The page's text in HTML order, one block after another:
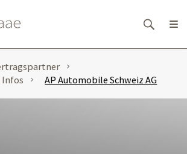
AP Automobile Schweiz AG